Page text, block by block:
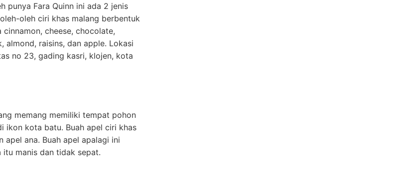
punya Fara Quinn ini ada 2 jenis
oleh ciri khas malang berbentuk
cheese, chocolate,
almond, raisins, dan apple. Lokasi
no 23, gading kasri, klojen, kota
memang memiliki tempat pohon
ikon kota batu. Buah apel ciri khas
apel ana. Buah apel apalagi ini
manis dan tidak sepat.